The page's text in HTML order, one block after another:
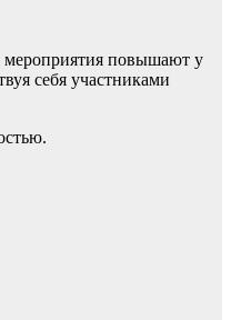
мероприятия повышают у
себя участниками